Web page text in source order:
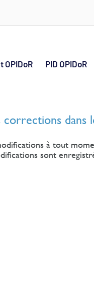
OPIDoR PID OPIDoR
dans
à tout
sont